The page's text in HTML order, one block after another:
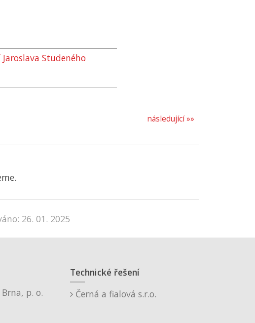
Studeného
následující »»
26. 01. 2025
p. o.
Technické řešení
Černá a fialová s.r.o.